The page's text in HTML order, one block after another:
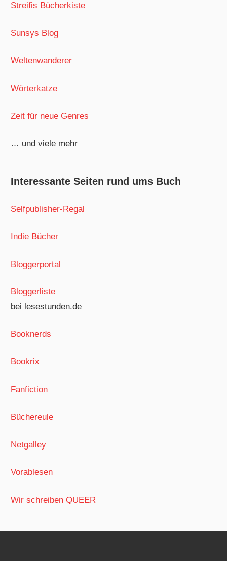
Streifis Bücherkiste
Sunsys Blog
Weltenwanderer
Wörterkatze
Zeit für neue Genres
… und viele mehr
Interessante Seiten rund ums Buch
Selfpublisher-Regal
Indie Bücher
Bloggerportal
Bloggerliste
bei lesestunden.de
Booknerds
Bookrix
Fanfiction
Büchereule
Netgalley
Vorablesen
Wir schreiben QUEER